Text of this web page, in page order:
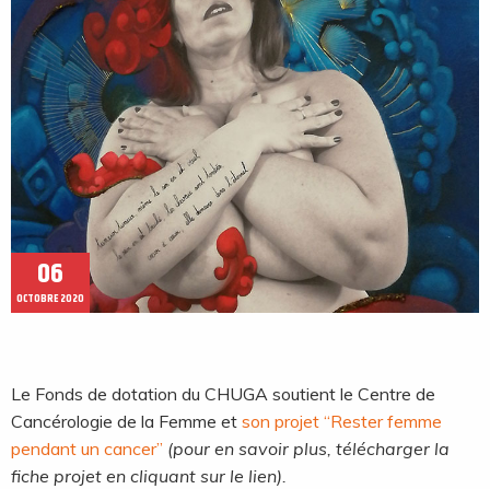
06
OCTOBRE 2020
Le Fonds de dotation du CHUGA soutient le Centre de
Cancérologie de la Femme et son projet “Rester femme
pendant un cancer” (pour en savoir plus, télécharger la
fiche projet en cliquant sur le lien).